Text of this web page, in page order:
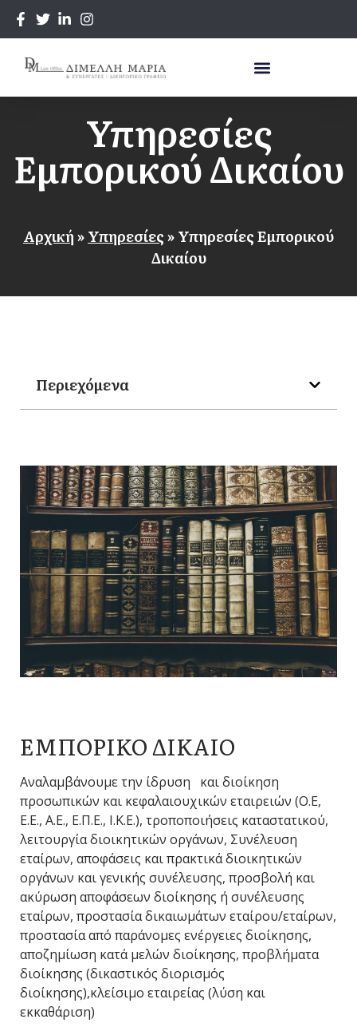
Υπηρεσίες
Εμπορικού Δικαίου
Αρχική»Υπηρεσίες»Υπηρεσίες Εμπορικού
Δικαίου
Περιεχόμενα
ΕΜΠΟΡΙΚΟ ΔΙΚΑΙΟ
Αναλαμβάνουμε την ίδρυση και διοίκηση
προσωπικών και κεφαλαιουχικών εταιρειών (Ο.Ε,
Ε.Ε., Α.Ε., Ε.Π.Ε., Ι.Κ.Ε.), τροποποιήσεις καταστατικού,
λειτουργία διοικητικών οργάνων, Συνέλευση
εταίρων, αποφάσεις και πρακτικά διοικητικών
οργάνων και γενικής συνέλευσης, προσβολή και
ακύρωση αποφάσεων διοίκησης ή συνέλευσης
εταίρων, προστασία δικαιωμάτων εταίρου/εταίρων,
προστασία από παράνομες ενέργειες διοίκησης,
αποζημίωση κατά μελών διοίκησης, προβλήματα
διοίκησης (δικαστικός διορισμός
διοίκησης),κλείσιμο εταιρείας (λύση και
εκκαθάριση)